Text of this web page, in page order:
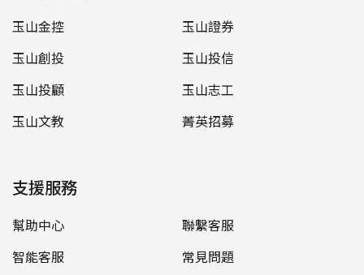
玉山金控
玉山證券
玉山創投
玉山投信
玉山投顧
玉山志工
玉山文教
菁英招募
支援服務
幫助中心
聯繫客服
智能客服
常見問題